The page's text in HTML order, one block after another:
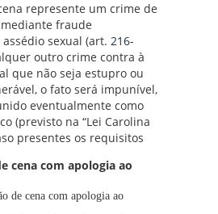
represente um crime de
fraude
assédio sexual (art. 216-
outro crime contra à
que não seja estupro ou
o fato será impunível,
eventualmente como
(previsto na “Lei Carolina
presentes os requisitos
cena com apologia ao
de cena com apologia ao